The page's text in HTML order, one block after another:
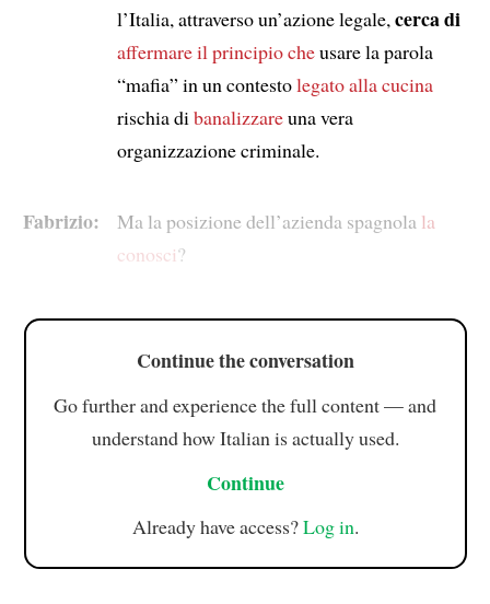
l’Italia, attraverso un’azione legale, cerca di
affermare il principio cheusare la parola
“mafia” in un contestolegato alla cucina
rischia di banalizzareuna vera
organizzazione criminale.
Fabrizio: Ma la posizione dell’azienda spagnola la
conosci?
Continue the conversation
Go further and experience the full content — and
understand how Italian is actually used.
Continue
Already have access?Log in.